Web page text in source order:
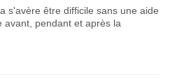
s'avère être difficile sans une aide
avant, pendant et après la